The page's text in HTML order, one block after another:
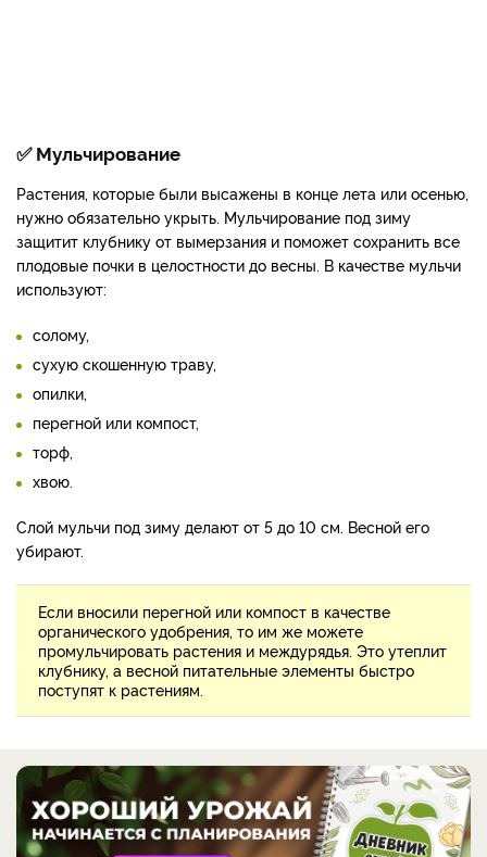
✅Мульчирование
Растения, которые были высажены в конце лета или осенью,
нужно обязательно укрыть. Мульчирование под зиму
защитит клубнику от вымерзания и поможет сохранить все
плодовые почки в целостности до весны. В качестве мульчи
используют:
солому,
сухую скошенную траву,
опилки,
перегной или компост,
торф,
хвою.
Слой мульчи под зиму делают от 5 до 10 см. Весной его
убирают.
Если вносили перегной или компост в качестве
органического удобрения, то им же можете
промульчировать растения и междурядья. Это утеплит
клубнику, а весной питательные элементы быстро
поступят к растениям.